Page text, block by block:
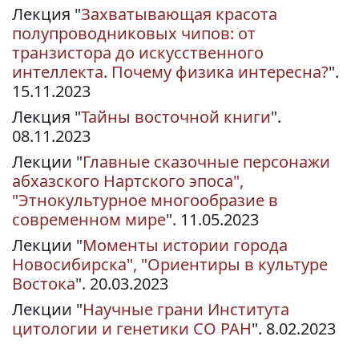
Лекция "Захватывающая красота
полупроводниковых чипов: от
транзистора до искусственного
интеллекта. Почему физика интересна?".
15.11.2023
Лекция "Тайны восточной книги".
08.11.2023
Лекции "Главные сказочные персонажи
абхазского Нартского эпоса",
"Этнокультурное многообразие в
современном мире". 11.05.2023
Лекции "Моменты истории города
Новосибирска", "Ориентиры в культуре
Востока". 20.03.2023
Лекции "Научные грани Института
цитологии и генетики СО РАН". 8.02.2023